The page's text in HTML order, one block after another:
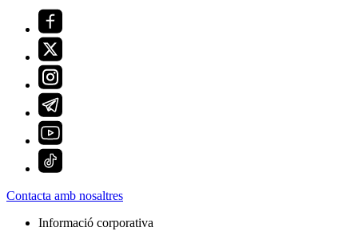
Contacta amb nosaltres
Informació corporativa